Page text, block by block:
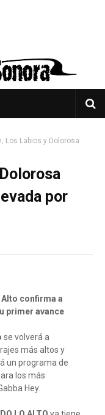
Los Labios y Dolorosa
por
confirma a
primer avance
se volverá a
más altos y
un programa de
los más
Hey.